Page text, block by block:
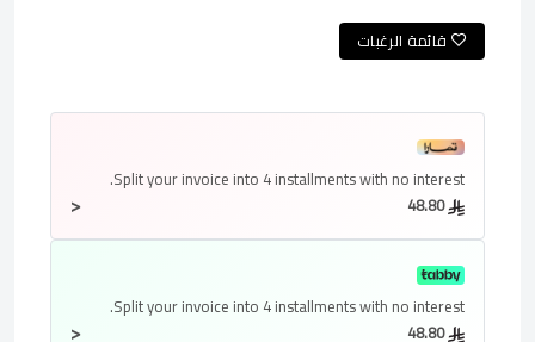
قائمة الرغبات
Split your invoice into 4 installmentswith no interest.
< 48.80
Split your invoice into 4 installmentswith no interest.
< 48.80